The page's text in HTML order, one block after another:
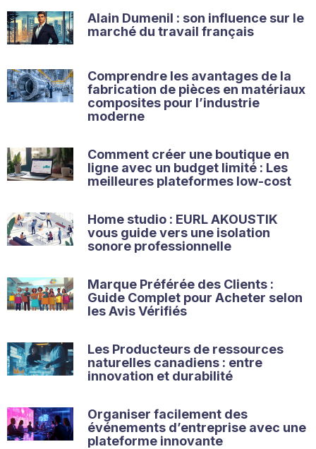
Alain Dumenil : son influence sur le
marché du travail français
Comprendre les avantages de la
fabrication de pièces en matériaux
composites pour l’industrie
moderne
Comment créer une boutique en
ligne avec un budget limité : Les
meilleures plateformes low-cost
Home studio : EURL AKOUSTIK
vous guide vers une isolation
sonore professionnelle
Marque Préférée des Clients :
Guide Complet pour Acheter selon
les Avis Vérifiés
Les Producteurs de ressources
naturelles canadiens : entre
innovation et durabilité
Organiser facilement des
événements d’entreprise avec une
plateforme innovante